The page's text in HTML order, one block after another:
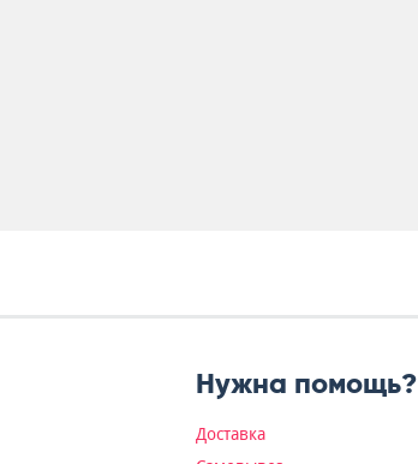
Нужна помощь?
Доставка